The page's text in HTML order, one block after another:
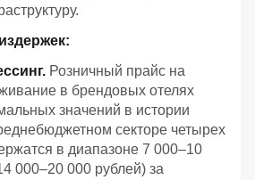
Розничный прайс на
в брендовых отелях
значений в истории
секторе четырех
в диапазоне 7 000–10
000–20 000 рублей) за